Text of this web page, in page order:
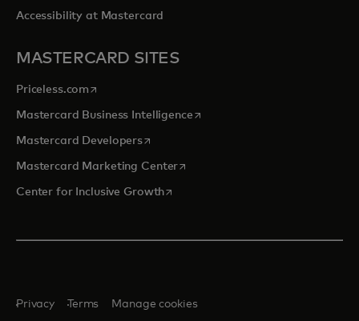
Accessibility at Mastercard
MASTERCARD SITES
Priceless.com opens in a new tab
Mastercard Business Intelligenceopens in a new tab
Mastercard Developersopens in a new tab
Mastercard Marketing Centeropens in a new tab
Center for Inclusive Growthopens in a new tab
Privacy Terms Manage cookies